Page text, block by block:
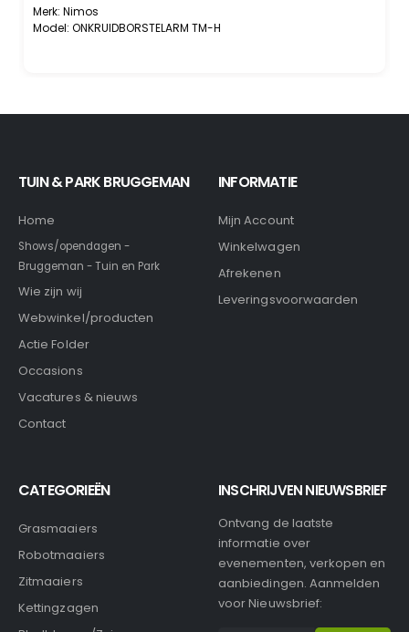
Merk: Nimos
Model: ONKRUIDBORSTELMACHINE MUG-ii
TUIN & PARK BRUGGEMAN
Home
Shows/opendagen -
Bruggeman - Tuin en Park
Wie zijn wij
Webwinkel/producten
Actie Folder
Occasions
Vacatures & nieuws
Contact
INFORMATIE
Mijn Account
Winkelwagen
Afrekenen
Leveringsvoorwaarden
CATEGORIEËN
Grasmaaiers
Robotmaaiers
Zitmaaiers
Kettingzagen
INSCHRIJVEN NIEUWSBRIEF
Ontvang de laatste
informatie over
evenementen, verkopen en
aanbiedingen. Aanmelden
voor Nieuwsbrief: